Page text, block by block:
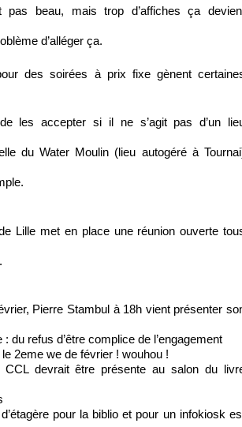
pas beau, mais trop d’affiches ça
d’alléger ça.
des soirées à prix fixe gènent
les accepter si il ne s’agit pas d’un
du Water Moulin (lieu autogéré à
Lille met en place une réunion ouverte
Pierre Stambul à 18h vient présenter
: du refus d’être complice de l’engagement
le 2eme we de février ! wouhou !
CCL devrait être présente au salon du
pour la biblio et pour un infokiosk